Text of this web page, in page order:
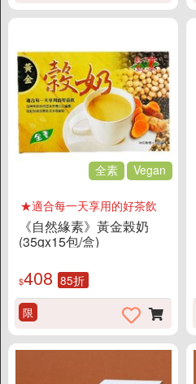
品牌故事
隱私權聲明
客戶服務
訂單/配送進度查詢
運費如何計算
發票問題
海外訂購辦法
折價券說明
FAQ常見問題
客服資訊
常見問題
全素 Vegan
★適合每一天享用的好茶飲
《自然緣素》黃金榖奶
(35gx15包/盒)
$408 85折
限